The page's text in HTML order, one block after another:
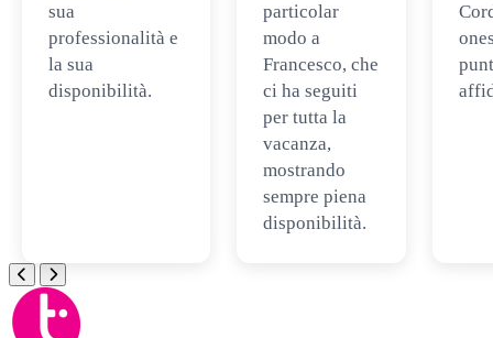
sua
professionalità e
la sua
disponibilità.
particolar
modo a
Francesco, che
ci ha seguiti
per tutta la
vacanza,
mostrando
sempre piena
disponibilità.